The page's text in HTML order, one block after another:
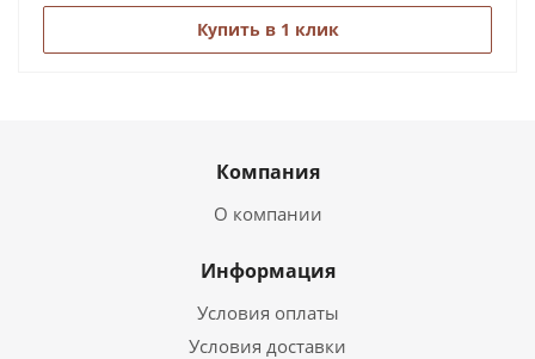
Купить в 1 клик
Компания
О компании
Информация
Условия оплаты
Условия доставки